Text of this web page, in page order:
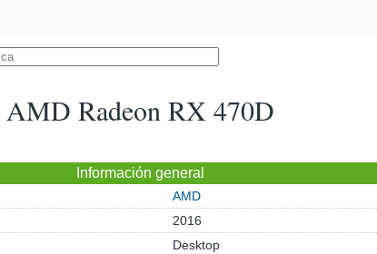
AMD Radeon RX 470D
Información general
AMD
2016
Desktop